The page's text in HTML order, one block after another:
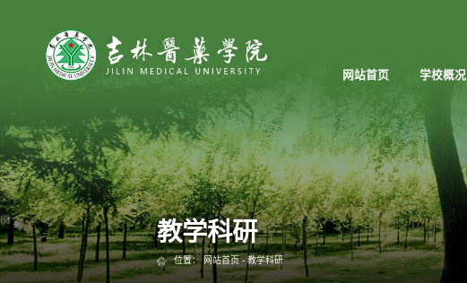
网站首页 学校概况
教学科研
位置： 网站首页-教学科研